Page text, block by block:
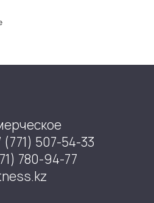
507-54-33
780-94-77